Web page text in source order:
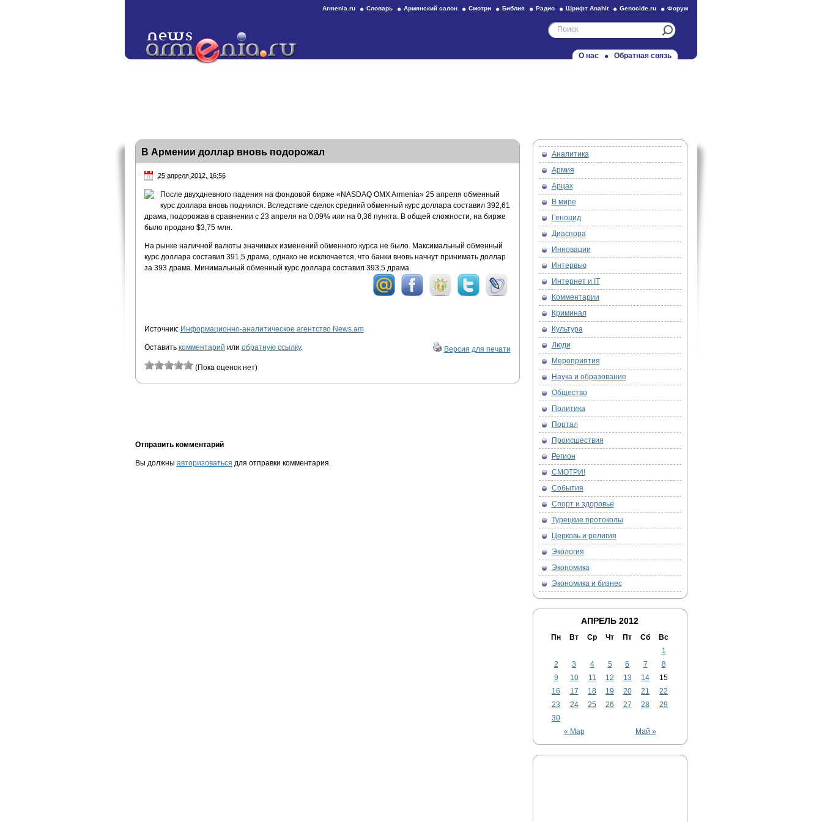
Armenia.ru Словарь Армянский салон Смотри Библия Радио Шрифт Anahit Genocide.ru Форум
О нас Обратная связь
В Армении доллар вновь подорожал
25 апреля 2012, 16:56
После двухдневного падения на фондовой бирже «NASDAQ OMX Armenia» 25 апреля обменный
курс доллара вновь поднялся. Вследствие сделок средний обменный курс доллара составил 392,61
драма, подорожав в сравнении с 23 апреля на 0,09% или на 0,36 пункта. В общей сложности, на бирже
было продано $3,75 млн.
На рынке наличной валюты значимых изменений обменного курса не было. Максимальный обменный
курс доллара составил 391,5 драма, однако не исключается, что банки вновь начнут принимать доллар
за 393 драма. Минимальный обменный курс доллара составил 393,5 драма.
Источник: Информационно-аналитическое агентство News.am
Оставить комментарий или обратную ссылку. Версия для печати
(Пока оценок нет)
Отправить комментарий
Вы должны авторизоваться для отправки комментария.
Аналитика
Армия
Арцах
В мире
Геноцид
Диаспора
Инновации
Интервью
Интернет и IT
Комментарии
Криминал
Культура
Люди
Мероприятия
Наука и образование
Общество
Политика
Портал
Происшествия
Регион
СМОТРИ!
События
Спорт и здоровье
Турецкие протоколы
Церковь и религия
Экология
Экономика
Экономика и бизнес
АПРЕЛЬ 2012
Пн Вт Ср Чт Пт Сб Вс
« Мар Май »
1
2
3 4 5 6 7
8
9
10 11 12 13 14
15
16
17 18 19 20 21
22
23
24 25 26 27 28
29
30